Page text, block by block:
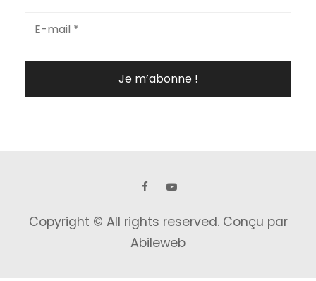
Copyright © All rights reserved. Conçu par
Abileweb